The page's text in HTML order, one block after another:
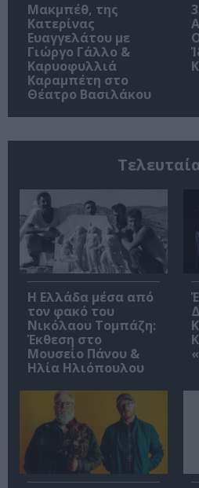
Μακμπέθ, της
Κατερίνας
Ευαγγελάτου με
Γιώργο Γάλλο &
Καρυοφυλλιά
Καραμπέτη στο
Θέατρο Βασιλάκου
Η Ελλάδα μέσα από
τον φακό του
Νικόλαου Τομπάζη:
Έκθεση στο
Μουσείο Πάνου &
Ηλία Ηλιόπουλου